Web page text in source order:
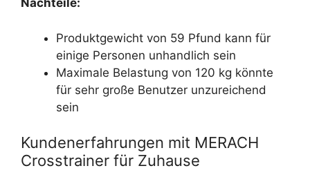
Nachteile:
Produktgewicht von 59 Pfund kann für
einige Personen unhandlich sein
Maximale Belastung von 120 kg könnte
für sehr große Benutzer unzureichend
sein
Kundenerfahrungen mit MERACH
Crosstrainer für Zuhause